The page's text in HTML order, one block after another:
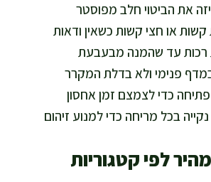
את הביטוי חלב מפוסטר
קשות או חצי קשות כשאין ודאות
רכות עד שהמנה מבעבעת
פנימי ולא בדלת המקרר
כדי לצמצם זמן אחסון
בכל מריחה כדי למנוע זיהום
לפי קטגוריות